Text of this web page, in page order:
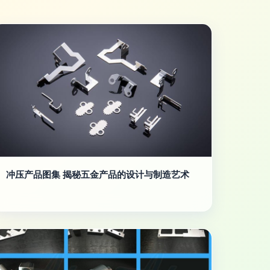
冲压产品图集 揭秘五金产品的设计与制造艺术